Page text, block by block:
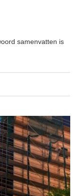
samenvatten is